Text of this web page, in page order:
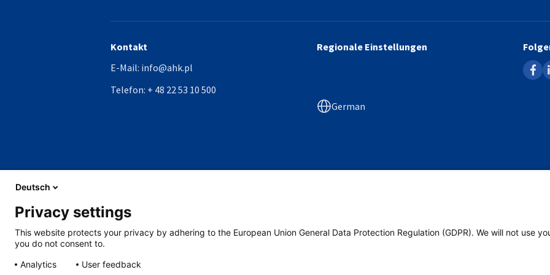
Kontakt
E-Mail: info@ahk.pl
Telefon: + 48 22 53 10 500
Regionale Einstellungen
German
Deutsch
Privacy settings
This website protects your privacy by adhering to the European Union General Data Protection Regulation (GDPR). We will not use
you do not consent to.
Analytics
User feedback